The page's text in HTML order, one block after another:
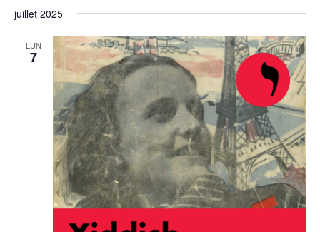
juillet 2025
LUN
7